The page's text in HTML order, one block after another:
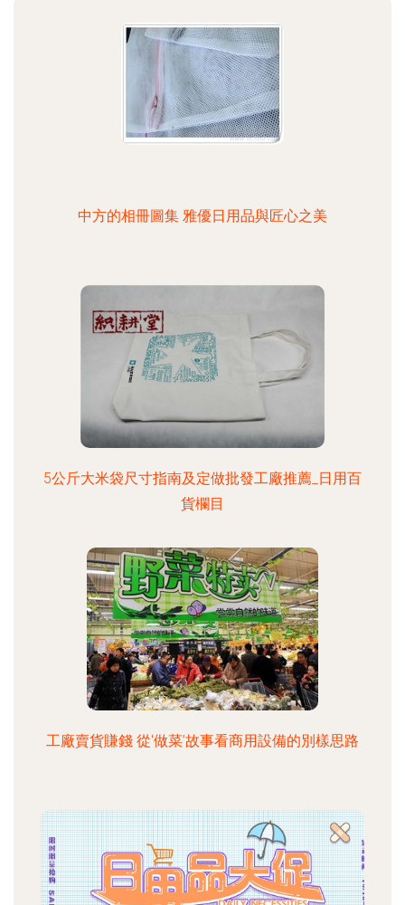
中方的相冊圖集 雅優日用品與匠心之美
5公斤大米袋尺寸指南及定做批發工廠推薦_日用百
貨欄目
工廠賣貨賺錢 從‘做菜’故事看商用設備的別樣思路